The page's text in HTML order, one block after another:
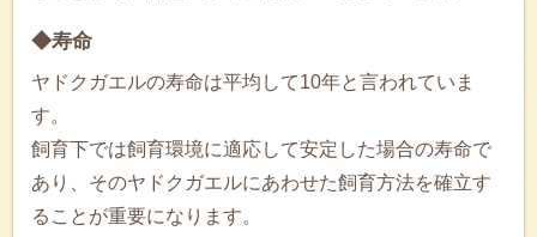
◆寿命
ヤドクガエルの寿命は平均して10年と言われていま
す。
飼育下では飼育環境に適応して安定した場合の寿命で
あり、そのヤドクガエルにあわせた飼育方法を確立す
ることが重要になります。